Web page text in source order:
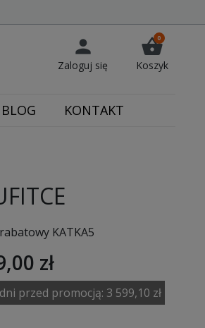
person
Zaloguj się
shopping_basket
0
Koszyk
BLOG KONTAKT
KATKA5
zł
przed promocją: 3 599,10 zł